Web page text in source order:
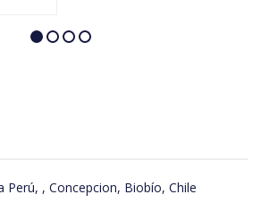
Perú, , Concepcion, Biobío, Chile